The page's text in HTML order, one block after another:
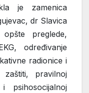
je zamenica
dr Slavica
preglede,
određivanje
radionice i
zaštiti, pravilnoj
psihosocijalnoj